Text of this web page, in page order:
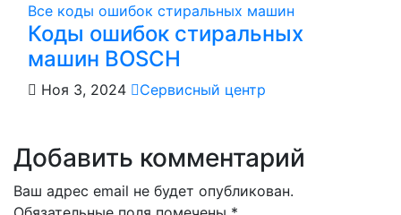
Все коды ошибок стиральных машин
Коды ошибок стиральных
машин BOSCH
Ноя 3, 2024 Сервисный центр
Добавить комментарий
Ваш адрес email не будет опубликован.